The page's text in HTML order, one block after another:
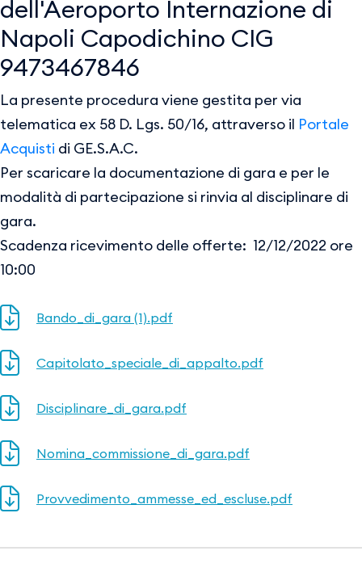
dell'Aeroporto Internazione di
Napoli Capodichino CIG
9473467846
La presente procedura viene gestita per via
telematica ex 58 D. Lgs. 50/16, attraverso il Portale
Acquisti di GE.S.A.C.
Per scaricare la documentazione di gara e per le
modalità di partecipazione si rinvia al disciplinare di
gara.
Scadenza ricevimento delle offerte: 12/12/2022 ore
10:00
Bando_di_gara (1).pdf
Capitolato_speciale_di_appalto.pdf
Disciplinare_di_gara.pdf
Nomina_commissione_di_gara.pdf
Provvedimento_ammesse_ed_escluse.pdf